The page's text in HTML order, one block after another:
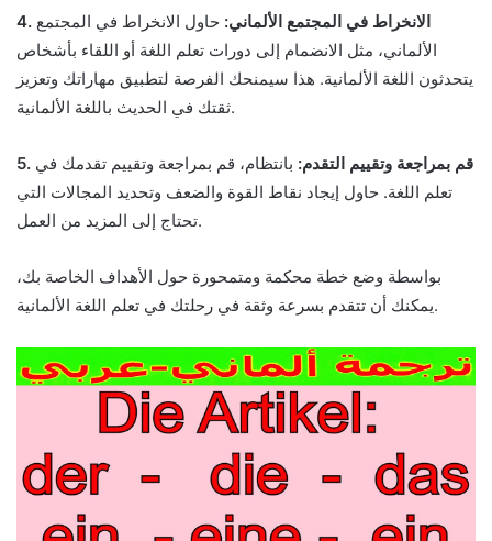
4. الانخراط في المجتمع الألماني: حاول الانخراط في المجتمع
الألماني، مثل الانضمام إلى دورات تعلم اللغة أو اللقاء بأشخاص
يتحدثون اللغة الألمانية. هذا سيمنحك الفرصة لتطبيق مهاراتك وتعزيز
ثقتك في الحديث باللغة الألمانية.
5. قم بمراجعة وتقييم التقدم: بانتظام، قم بمراجعة وتقييم تقدمك في
تعلم اللغة. حاول إيجاد نقاط القوة والضعف وتحديد المجالات التي
تحتاج إلى المزيد من العمل.
بواسطة وضع خطة محكمة ومتمحورة حول الأهداف الخاصة بك،
يمكنك أن تتقدم بسرعة وثقة في رحلتك في تعلم اللغة الألمانية.